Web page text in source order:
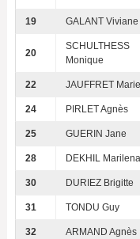
19 GALANT Viviane
20
SCHULTHESS
Monique
22 JAUFFRET
24 PIRLET Agnès
25 GUERIN Jane
28 DEKHIL Marilena
30 DURIEZ Brigitte
31 TONDU Guy
32 ARMAND Agnès